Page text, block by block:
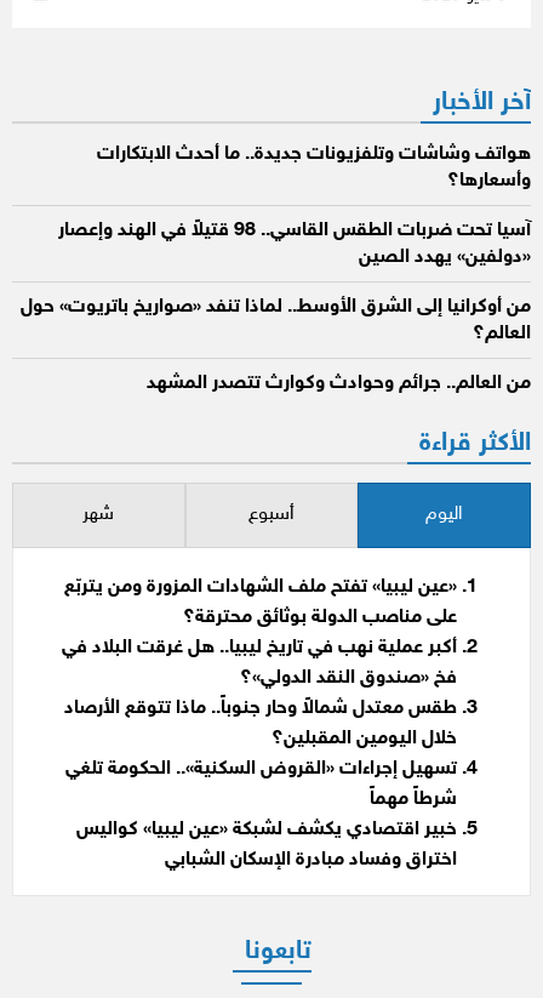
آخر الأخبار
هواتف وشاشات وتلفزيونات جديدة.. ما أحدث الابتكارات
وأسعارها؟
آسيا تحت ضربات الطقس القاسي.. 98 قتيلاً في الهند وإعصار
«دولفين» يهدد الصين
من أوكرانيا إلى الشرق الأوسط.. لماذا تنفد «صواريخ باتريوت» حول
العالم؟
من العالم.. جرائم وحوادث وكوارث تتصدر المشهد
الأكثر قراءة
اليوم أسبوع شهر
«عين ليبيا» تفتح ملف الشهادات المزورة ومن يتربّع
على مناصب الدولة بوثائق محترقة؟
أكبر عملية نهب في تاريخ ليبيا.. هل غرقت البلاد في
فخ «صندوق النقد الدولي»؟
طقس معتدل شمالاً وحار جنوباً.. ماذا تتوقع الأرصاد
خلال اليومين المقبلين؟
تسهيل إجراءات «القروض السكنية».. الحكومة تلغي
شرطاً مهماً
خبير اقتصادي يكشف لشبكة «عين ليبيا» كواليس
اختراق وفساد مبادرة الإسكان الشبابي
تابعونا